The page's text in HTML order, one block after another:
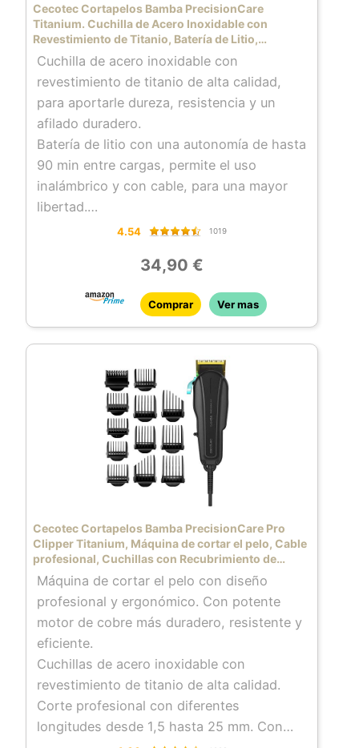
Cecotec Cortapelos Bamba PrecisionCare
Titanium. Cuchilla de Acero Inoxidable con
Revestimiento de Titanio, Batería de Litio,
Autonomía hasta 120 minutos, Uso con y sin
Cable, 3 Peines
Cuchilla de acero inoxidable con
revestimiento de titanio de alta calidad,
para aportarle dureza, resistencia y un
afilado duradero.
Batería de litio con una autonomía de hasta
90 min entre cargas, permite el uso
inalámbrico y con cable, para una mayor
libertad.
Dispone de 3 peines guía para barba y
peines de pelo de 3-15 mm y 18-30 mm.
Pantalla con indicador de carga, tanto para
saber cuánto tiempo de uso lleva, como
para saber cuánta carga lleva acumulada y
incluye aviso de mantenimiento para
mantener el cortapelos siempre en
perfecto estado.
Función de bloqueo del cortapelos que
permite que no se active por descuido
mientras lo llevas contigo.
4.54 1019
34,90 €
Comprar Ver mas
Cecotec Cortapelos Bamba PrecisionCare Pro
Clipper Titanium, Máquina de cortar el pelo, Cable
profesional, Cuchillas con Recubrimiento de
Titanio, Color Negro, 12 peines
Máquina de cortar el pelo con diseño
profesional y ergonómico. Con potente
motor de cobre más duradero, resistente y
eficiente.
Cuchillas de acero inoxidable con
revestimiento de titanio de alta calidad.
Corte profesional con diferentes
longitudes desde 1,5 hasta 25 mm. Con